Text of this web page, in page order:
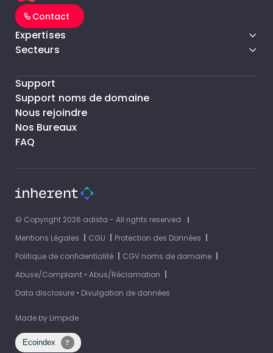
Contact
Expertises
Secteurs
Support
Support noms de domaine
Nous rejoindre
Nos Bureaux
FAQ
© Copyright 2026 adista - All rights reserved.
Mentions Légales
CGU
Protection des Données
Politique de confidentialité
CGV noms de domaine
Abuse/Complaint • Abus/Réclamation
Data disclosure • Divulgation de données
Made by Limpide